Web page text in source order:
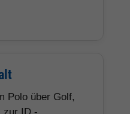
Polo über Golf,